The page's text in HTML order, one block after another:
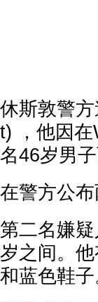
休斯敦警
t) ，他因
名46岁男子
在警方公
第二名嫌
岁之间。
和蓝色鞋子